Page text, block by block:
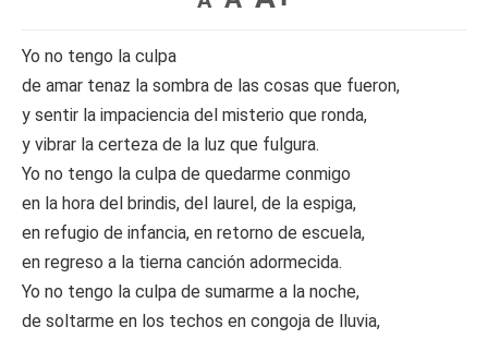
Yo no tengo la culpa
de amar tenaz la sombra de las cosas que fueron,
y sentir la impaciencia del misterio que ronda,
y vibrar la certeza de la luz que fulgura.
Yo no tengo la culpa de quedarme conmigo
en la hora del brindis, del laurel, de la espiga,
en refugio de infancia, en retorno de escuela,
en regreso a la tierna canción adormecida.
Yo no tengo la culpa de sumarme a la noche,
de soltarme en los techos en congoja de lluvia,